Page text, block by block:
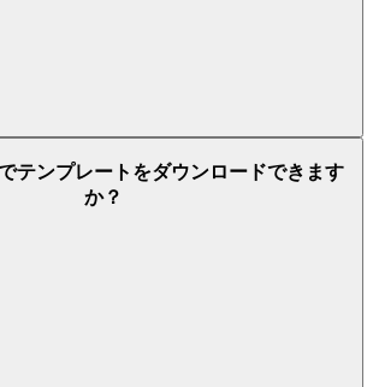
テンプレートをダウンロードできます
か？